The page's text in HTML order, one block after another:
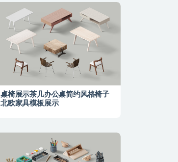
桌椅展示茶几办公桌简约风格椅子
北欧家具模板展示